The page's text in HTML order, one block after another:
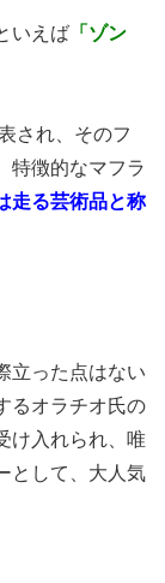
いえば 「ゾン
され、そのフ
特徴的なマフラ
走る芸術品と称
立った点はない
るオラチオ氏の
け入れられ、唯
として、大人気